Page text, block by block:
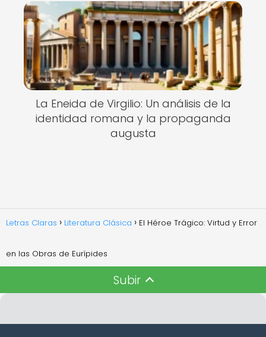
La Eneida de Virgilio: Un análisis de la
identidad romana y la propaganda
augusta
Letras Claras Literatura Clásica El Héroe Trágico: Virtud y Error
en las Obras de Eurípides
Subir